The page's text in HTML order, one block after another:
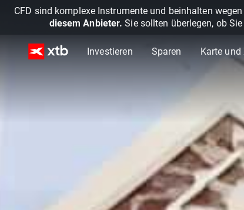
CFD sind komplexe Instrumente und beinhalten
diesem Anbieter. Sie sollten überlegen, ob
Investieren Sparen Karte